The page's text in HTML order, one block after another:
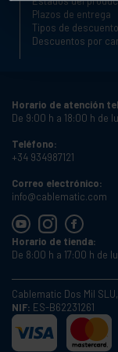
Plazos de entrega
Tipos de
Descuentos por
Horario de atención
De 9:00 h a 18:00 h de
Teléfono:
+34 934987121
Correo electrónico:
info@cablematic.com
Horario de tienda:
De 8:00 h a 17:00 h de
Cablematic Dos Mil
NIF: ES-B62231261